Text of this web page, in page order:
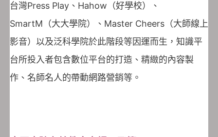
台灣Press Play、Hahow（好學校）、
SmartM（大大學院）、Master Cheers（大師線上
影音）以及泛科學院於此階段等因運而生，知識平
台所投入者包含數位平台的打造、精緻的內容製
作、名師名人的帶動網路營銷等。